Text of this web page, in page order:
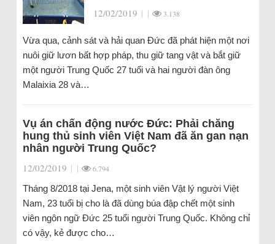
12/02/2019 | | 3.138
Vừa qua, cảnh sát và hải quan Đức đã phát hiện một nơi
nuôi giữ lươn bất hợp pháp, thu giữ tang vật và bắt giữ
một người Trung Quốc 27 tuổi và hai người đàn ông
Malaixia 28 và…
Vụ án chấn động nước Đức: Phải chăng
hung thủ sinh viên Việt Nam đã ăn gan nạn
nhân người Trung Quốc?
12/02/2019 | | 6.794
Tháng 8/2018 tại Jena, một sinh viên Vật lý người Việt
Nam, 23 tuổi bị cho là đã dùng búa đập chết một sinh
viên ngôn ngữ Đức 25 tuổi người Trung Quốc. Không chỉ
có vậy, kẻ được cho…